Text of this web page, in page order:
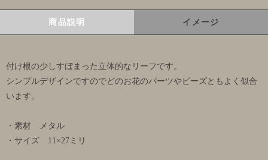
商品説明 イメージ
付け根の少しすぼまった立体的なリーフです。
シンプルデザインですのでどのお花のパーツやビーズともよく似合
います。
・素材 メタル
・サイズ 11×27ミリ